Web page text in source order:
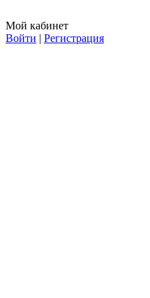
Мой кабинет
Войти | Регистрация